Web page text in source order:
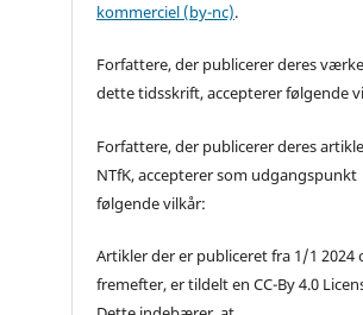
kommerciel (by-nc).
Forfattere, der publicerer deres
dette tidsskrift, accepterer følgende
Forfattere, der publicerer deres
NTfK, accepterer som udgangspunkt
følgende vilkår:
Artikler der er publiceret fra 1/1 2024
fremefter, er tildelt en CC-By 4.0